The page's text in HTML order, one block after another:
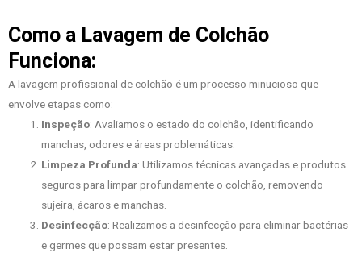
Como a Lavagem de Colchão
Funciona:
A lavagem profissional de colchão é um processo minucioso que
envolve etapas como:
Inspeção: Avaliamos o estado do colchão, identificando
manchas, odores e áreas problemáticas.
Limpeza Profunda: Utilizamos técnicas avançadas e produtos
seguros para limpar profundamente o colchão, removendo
sujeira, ácaros e manchas.
Desinfecção: Realizamos a desinfecção para eliminar bactérias
e germes que possam estar presentes.